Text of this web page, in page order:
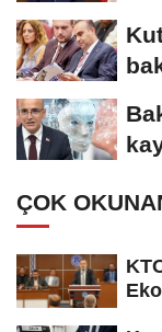
ÇOK